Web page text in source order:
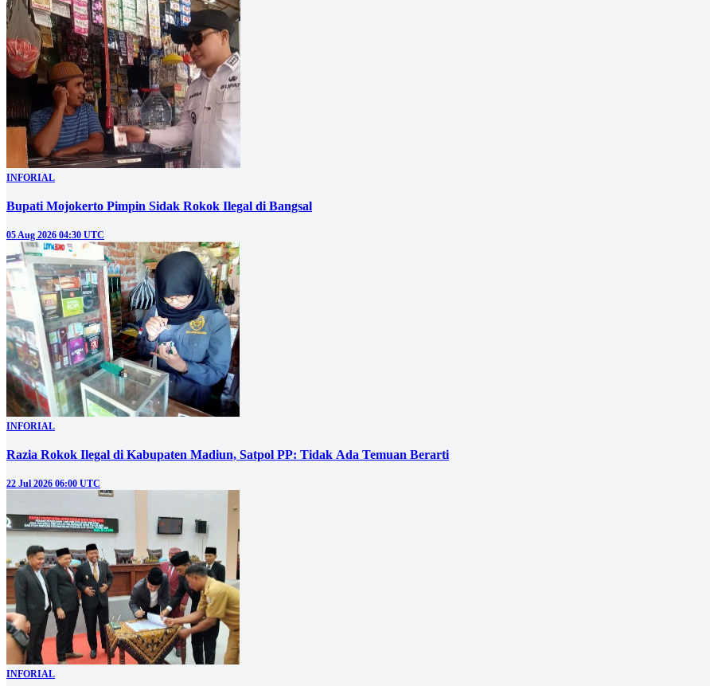
INFORIAL
Bupati Mojokerto Pimpin Sidak Rokok Ilegal di Bangsal
05 Aug 2026 04:30 UTC
INFORIAL
Razia Rokok Ilegal di Kabupaten Madiun, Satpol PP: Tidak Ada Temuan Berarti
22 Jul 2026 06:00 UTC
INFORIAL